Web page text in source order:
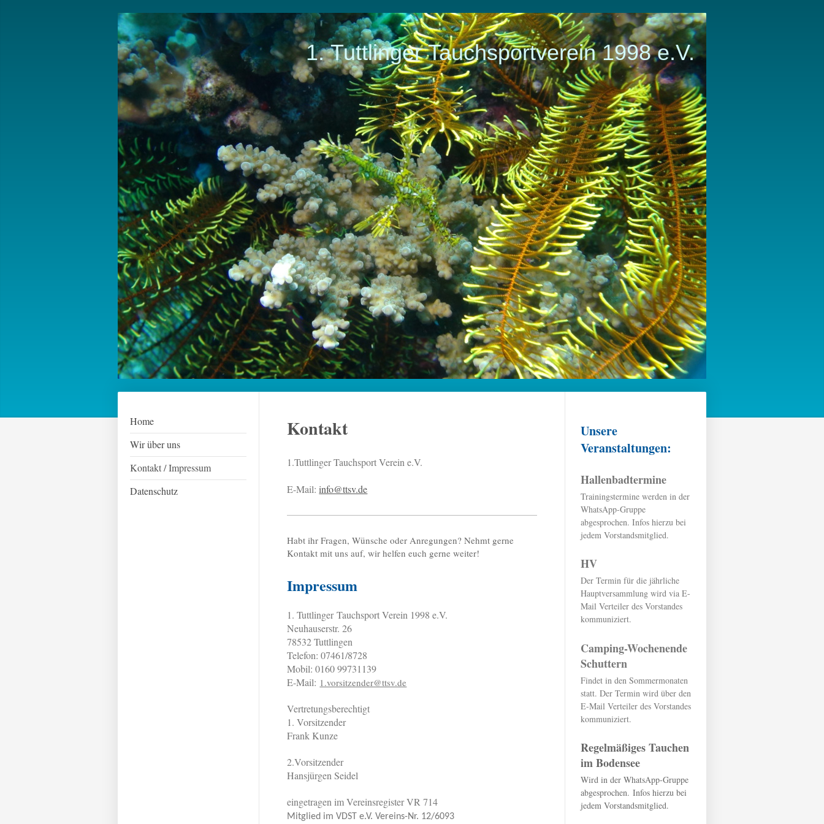
1. Tuttlinger Tauchsportverein 1998 e.V.
Home
Wir über uns
Kontakt / Impressum
Datenschutz
Kontakt
1.Tuttlinger Tauchsport Verein e.V.
E-Mail:info@ttsv.de
Habt ihr Fragen, Wünsche oder Anregungen? Nehmt gerne
Kontakt mit uns auf, wir helfen euch gerne weiter!
Impressum
1. Tuttlinger Tauchsport Verein 1998 e.V.
Neuhauserstr. 26
78532 Tuttlingen
Telefon: 07461/8728
Mobil: 0160 99731139
E-Mail: 1.vorsitzender@ttsv.de
Vertretungsberechtigt
1. Vorsitzender
Frank Kunze
2.Vorsitzender
Hansjürgen Seidel
eingetragen im Vereinsregister VR 714
Mitglied im VDST e.V. Vereins-Nr. 12/6093
Unsere
Veranstaltungen:
Hallenbadtermine
Trainingstermine werden in der
WhatsApp-Gruppe
abgesprochen. Infos hierzu bei
jedem Vorstandsmitglied.
HV
Der Termin für die jährliche
Hauptversammlung wird via E-
Mail Verteiler des Vorstandes
kommuniziert.
Camping-Wochenende
Schuttern
Findet in den Sommermonaten
statt. Der Termin wird über den
E-Mail Verteiler des Vorstandes
kommuniziert.
Regelmäßiges Tauchen
im Bodensee
Wird in der WhatsApp-Gruppe
abgesprochen. Infos hierzu bei
jedem Vorstandsmitglied.